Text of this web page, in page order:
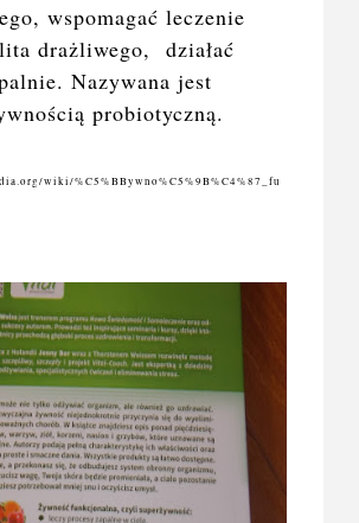
wspomagać leczenie
drażliwego, działać
Nazywana jest
probiotyczną.
wiki/%C5%BBywno%C5%9B%C4%87_fu